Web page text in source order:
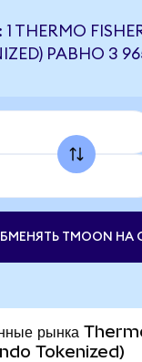
THERMO
РАВНО 3
TMOON НА
рынка
Tokenized)